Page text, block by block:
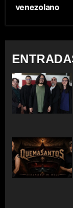
E
G
A
C
I
Ó
N
D
E
venezolano